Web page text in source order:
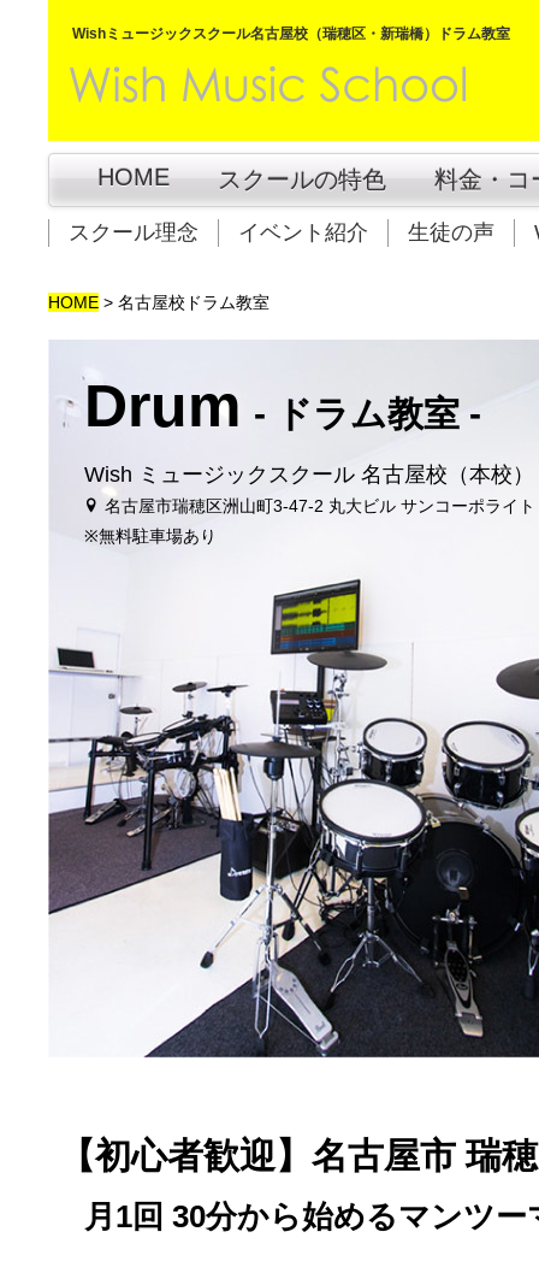
Wishミュージックスクール名古屋校（瑞穂区・新瑞橋）ドラム教室
HOME スクールの特色 料金・コ
スクール理念 イベント紹介 生徒の声
HOME > 名古屋校ドラム教室
Drum - ドラム教室 -
Wish ミュージックスクール 名古屋校（本校）
名古屋市瑞穂区洲山町3-47-2 丸大ビル サンコーポライト
※無料駐車場あり
【初心者歓迎】名古屋市 瑞
月1回 30分から始めるマンツ